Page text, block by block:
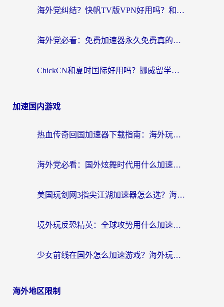
海外党纠结？快帆TV版VPN好用吗？和扇贝手游VPN对比哪个回国效果更好？
海外党必看：免费加速器永久免费真的存在吗？教你选对回国加速器无缝刷国内资源
ChickCN和夏时国际好用吗？挪威留学生亲测3款回国加速器，附穿梭和加速喵对比指南
加速国内游戏
热血传奇回国加速器下载指南：海外玩家如何流畅砍怪不卡顿？
海外党必看：国外炫舞时代用什么加速器比较好？解决延迟卡顿的终极方案
美国玩剑网3指尖江湖加速器怎么选？海外党亲测避坑指南
境外玩反恐精英：全球攻势用什么加速器？2026海外玩家亲测实用指南
少女前线在国外怎么加速游戏？海外玩家必看的国服游戏畅玩指南
海外地区限制